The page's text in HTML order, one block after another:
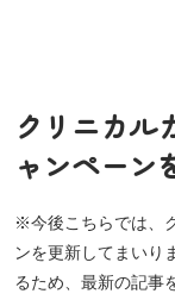
クリニカル
ャンペーン
※今後こちらでは、
ンを更新してまいり
るため、最新の記事